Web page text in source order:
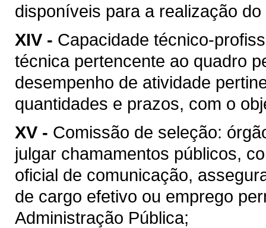
disponíveis para a realização
XIV - Capacidade técnico-
técnica pertencente ao quadro
desempenho de atividade
quantidades e prazos, com o
XV - Comissão de seleção:
julgar chamamentos públicos,
oficial de comunicação,
de cargo efetivo ou emprego
Administração Pública;